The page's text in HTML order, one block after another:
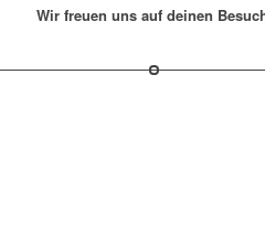
Wir freuen uns auf deinen